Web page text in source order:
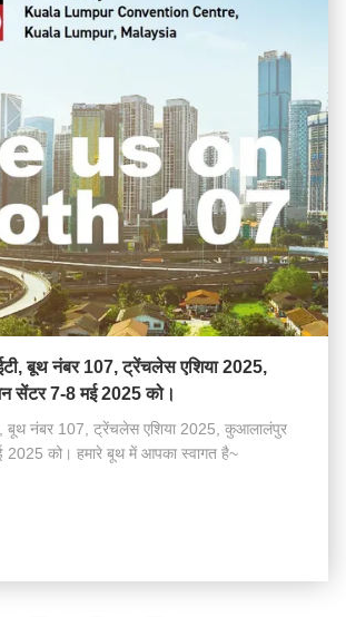
बूथ नंबर 107, ट्रेंचलेस एशिया 2025,
सेंटर 7-8 मई 2025 को।
बूथ नंबर 107, ट्रेंचलेस एशिया 2025, कुआलालंपुर
को। हमारे बूथ में आपका स्वागत है~